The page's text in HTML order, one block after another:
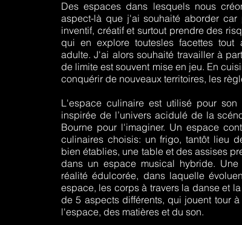
Des espaces dans lesquels nous
aspect-là que j'ai souhaité aborder
inventif, créatif et surtout prendre des
qui en explore toutesles facettes
adulte. J'ai alors souhaité travailler à
de limite est souvent mise en jeu. En
conquérir de nouveaux territoires, les
L'espace culinaire est utilisé pour
inspirée de l’univers acidulé de la
Bourne pour l'imaginer. Un espace
culinaires choisis: un frigo, tantôt lieu
bien établies, une table et des assises
dans un espace musical hybride.
réalité édulcorée, dans laquelle
espace, les corps à travers la danse et
de 5 aspects différents, qui jouent tour
l'espace, des matières et du son.